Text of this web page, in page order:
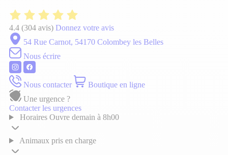
4.4 (304 avis) Donnez votre avis
54 Rue Carnot, 54170 Colombey les Belles
Nous écrire
Nous contacter
Boutique en ligne
Une urgence ?
Contacter les urgences
Horaires Ouvre demain à 8h00
Animaux pris en charge